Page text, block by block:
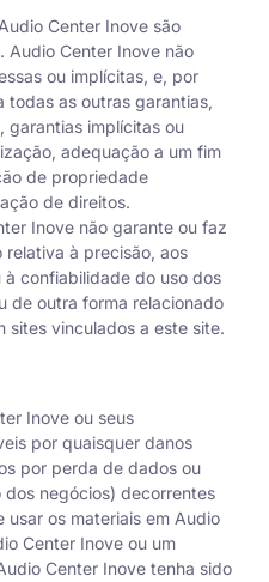
Center Inove são
Audio Center Inove não
ou implícitas, e, por
todas as outras garantias,
garantias implícitas ou
adequação a um fim
de propriedade
de direitos.
Inove não garante ou faz
à precisão, aos
confiabilidade do uso dos
de outra forma relacionado
sites vinculados a este site.
Inove ou seus
por quaisquer danos
por perda de dados ou
negócios) decorrentes
os materiais em Audio
Center Inove ou um
Center Inove tenha sido